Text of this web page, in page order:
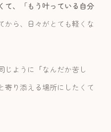
て、「もう叶っている自分
から、日々がとても軽くな
じように「なんだか苦し
寄り添える場所にしたくて